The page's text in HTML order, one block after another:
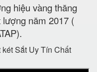
hiệu vàng thăng
lượng năm 2017 (
Sắt Uy Tín Chất